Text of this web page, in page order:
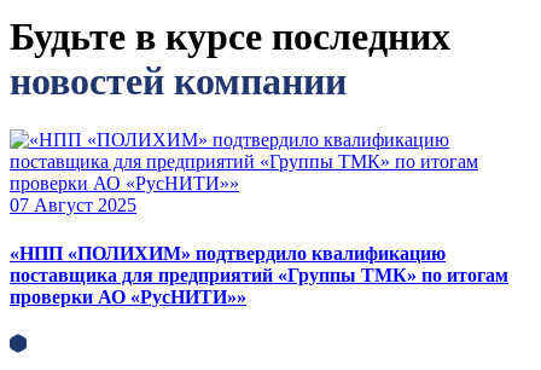
Будьте в курсе последних
новостей компании
07 Август 2025
«НПП «ПОЛИХИМ» подтвердило квалификацию
поставщика для предприятий «Группы ТМК» по итогам
проверки АО «РусНИТИ»»